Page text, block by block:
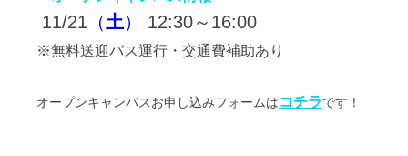
11/21 （土） 12:30～16:00
※無料送迎バス運行・交通費補助あり
オープンキャンパスお申し込みフォームはコチラです！